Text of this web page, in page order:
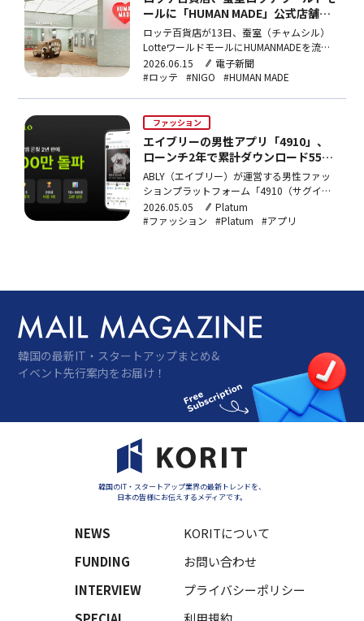
ールに「HUMAN MADE」公式店舗オ
ープン…韓国流通業界で初展開
ロッテ百貨店が13日、蚕室（チャムシル）
LotteワールドモールにHUMANMADEを流通
業界初出店。オープン記念として蚕室限定の
タヌキアニマルコレクション9種と、アーテ
2026.06.15
電子新聞
#ロッテ
#NIGO #HUMAN MADE
ファッション
エイブリーの男性アプリ「4910」、
ローンチ2年で累計ダウンロード550
万件・会員数2倍に
ABLY（エイブリー）が運営する男性ファッ
ションプラットフォーム「4910（サグイル
ゴン）」が、2024年3月のリリースから2年
で累計アプリダウンロード数550万件を突破
2026.05.05
Platum
#ファッション
#Platum #アプリ
韓国の最新IT・スタートアップまとめ&
イベント先行案内をお届け！
韓国のIT・スタートアップ業界の最新トレンドを、
日本の皆様にお伝えするメディアです。
NEWS
FUNDING
INTERVIEW
KORITについて
お問い合わせ
プライバシーポリシー